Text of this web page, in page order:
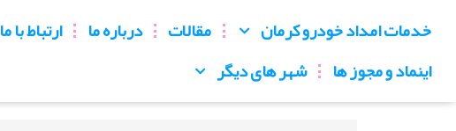
خدمات امداد خودرو کرمان مقالات درباره ما ارتباط با ما
اینماد و مجوز ها
شهر های دیگر